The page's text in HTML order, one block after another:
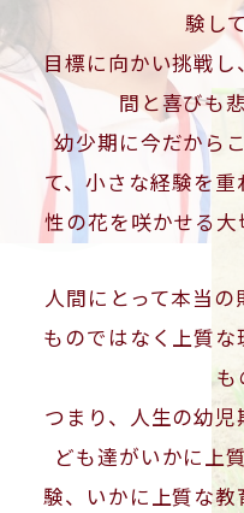
験し
目標に向かい挑戦
間と喜びも
幼少期に今だから
て、小さな経験を
性の花を咲かせる
人間にとって本当
ものではなく上質
も
つまり、人生の幼
ども達がいかに上
験、いかに上質な